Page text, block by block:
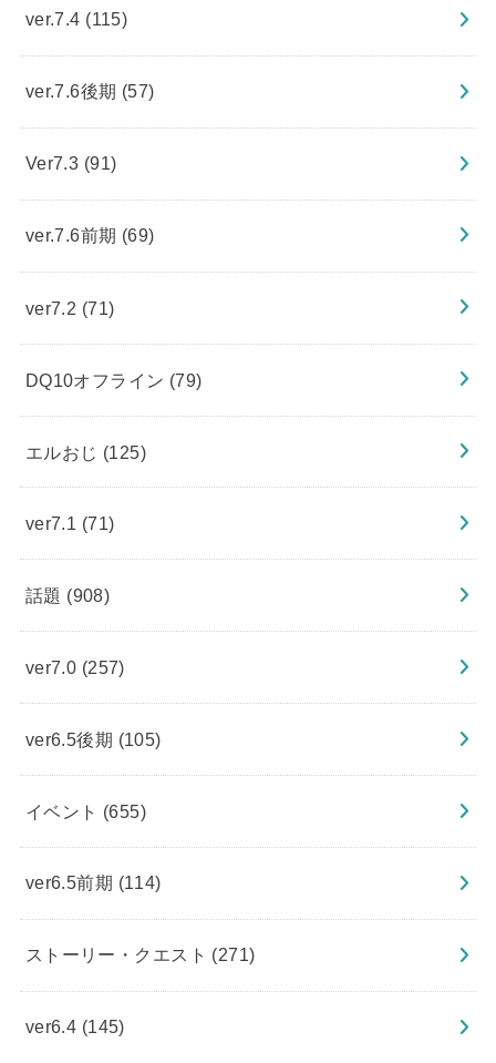
ver.7.4 (115)
ver.7.6後期 (57)
Ver7.3 (91)
ver.7.6前期 (69)
ver7.2 (71)
DQ10オフライン (79)
エルおじ (125)
ver7.1 (71)
話題 (908)
ver7.0 (257)
ver6.5後期 (105)
イベント (655)
ver6.5前期 (114)
ストーリー・クエスト (271)
ver6.4 (145)